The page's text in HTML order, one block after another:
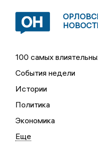
100 самых
События недели
Истории
Политика
Экономика